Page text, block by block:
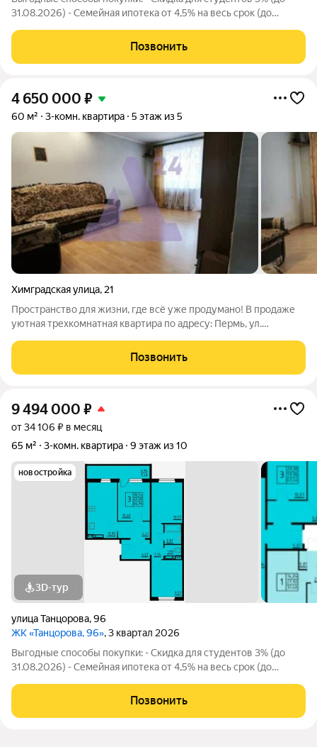
31.08.2026) - Семейная ипотека от 4,5% на весь срок (до
Скидка до 3% за каждого ребёнка (до 31.08.2026) -
Материнский и жилищный
Позвонить
4 650 000 ₽
60 м² 3-комн. квартира 5 этаж из 5
Химградская улица, 21
Пространство для жизни, где всё уже продумано! В продаже
уютная трехкомнатная квартира по адресу: Пермь, ул.
ищет комфортное, светлое и полностью готовое к переезду
жилье. Общая площадь
Позвонить
9 494 000 ₽
от 34 106 ₽ в месяц
65 м²
3-комн. квартира 9 этаж из 10
новостройка
3D-тур
улица Танцорова,96
ЖК «Танцорова, 96», 3 квартал 2026
Выгодные способы покупки: - Скидка для студентов 3% (до
31.08.2026) - Семейная ипотека от 4,5% на весь срок (до
Скидка до 3% за каждого ребёнка (до 31.08.2026) -
Материнский и жилищный
Позвонить